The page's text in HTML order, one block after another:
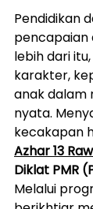
Pendidikan
pencapaian
lebih dari
karakter,
anak dalam
nyata.
kecakapan
Azhar 13
Diklat PMR
Melalui